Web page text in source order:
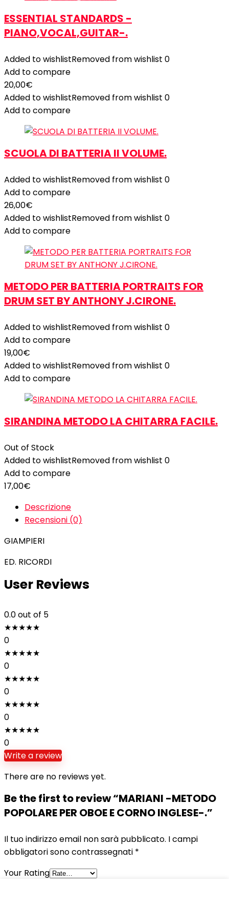
ESSENTIAL STANDARDS -
PIANO,VOCAL,GUITAR-.
Added to wishlistRemoved from wishlist 0
Add to compare
20,00€
Added to wishlistRemoved from wishlist 0
Add to compare
SCUOLA DI BATTERIA II VOLUME.
Added to wishlistRemoved from wishlist 0
Add to compare
26,00€
Added to wishlistRemoved from wishlist 0
Add to compare
METODO PER BATTERIA PORTRAITS FOR
DRUM SET BY ANTHONY J.CIRONE.
Added to wishlistRemoved from wishlist 0
Add to compare
19,00€
Added to wishlistRemoved from wishlist 0
Add to compare
SIRANDINA METODO LA CHITARRA FACILE.
Out of Stock
Added to wishlistRemoved from wishlist 0
Add to compare
17,00€
Descrizione
Recensioni (0)
GIAMPIERI
ED. RICORDI
User Reviews
0.0out of 5
★★★★★
0
★★★★★
0
★★★★★
0
★★★★★
0
★★★★★
0
Write a review
There are no reviews yet.
Be the first to review “MARIANI -METODO
POPOLARE PER OBOE E CORNO INGLESE-.”
Il tuo indirizzo email non sarà pubblicato. I campi
obbligatori sono contrassegnati *
Your Rating